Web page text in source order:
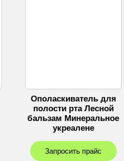
Ополаскиватель для
полости рта Лесной
бальзам Минеральное
укреалене
Запросить прайс